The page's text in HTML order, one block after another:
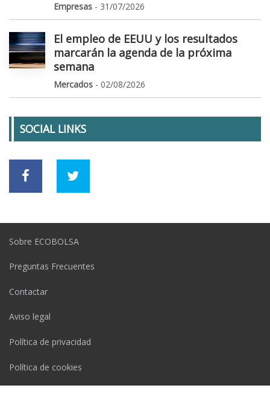
Empresas - 31/07/2026
El empleo de EEUU y los resultados
marcarán la agenda de la próxima
semana
Mercados - 02/08/2026
SOCIAL LINKS
Sobre ECOBOLSA
Preguntas Frecuentes
Contactar
Aviso legal
Política de privacidad
Política de cookies